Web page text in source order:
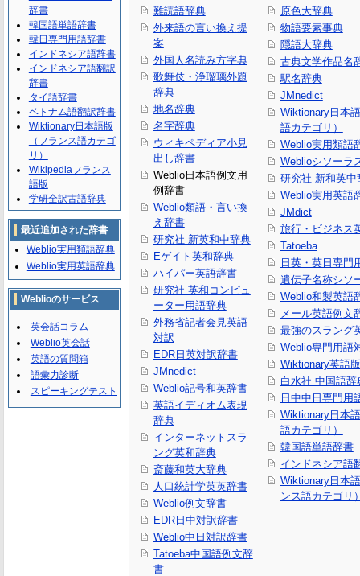
難読語辞典
外来語の言い換え提
案
外国人名読み方字典
歌舞伎・浄瑠璃外題
辞典
地名辞典
名字辞典
ウィキペディア小見
出し辞書
Weblio日本語例文用
例辞書
Weblio類語・言い換
え辞書
研究社 新英和中辞典
Eゲイト英和辞典
ハイパー英語辞書
研究社 英和コンピュ
ーター用語辞典
外務省記者会見英語
対訳
EDR日英対訳辞書
JMnedict
Weblio記号和英辞書
英語イディオム表現
辞典
インターネットスラ
ング英和辞典
斎藤和英大辞典
人口統計学英英辞書
Weblio例文辞書
EDR日中対訳辞書
Weblio中日対訳辞書
Tatoeba中国語例文辞
書
原色大辞典
物語要素事典
隠語大辞典
古典文学作品名
駅名辞典
JMnedict
Wiktionary日本
語カテゴリ）
Weblio実用類語
Weblioシソーラ
研究社 新和英中
Weblio実用英語
JMdict
旅行・ビジネス
Tatoeba
日英・英日専門
遺伝子名称シソ
Weblio和製英語
メール英語例文
最強のスラング
Weblio専門用語
Wiktionary英語版
白水社 中国語辞
日中中日専門用
Wiktionary日本
語カテゴリ）
韓国語単語辞書
インドネシア語
Wiktionary日本
ンス語カテゴリ
辞書
韓国語単語辞書
韓日専門用語辞書
インドネシア語辞書
インドネシア語翻訳
辞書
タイ語辞書
ベトナム語翻訳辞書
Wiktionary日本語版
（フランス語カテゴ
リ）
Wikipediaフランス
語版
学研全訳古語辞典
最近追加された辞書
Weblio実用類語辞典
Weblio実用英語辞典
Weblioのサービス
英会話コラム
Weblio英会話
英語の質問箱
語彙力診断
スピーキングテスト